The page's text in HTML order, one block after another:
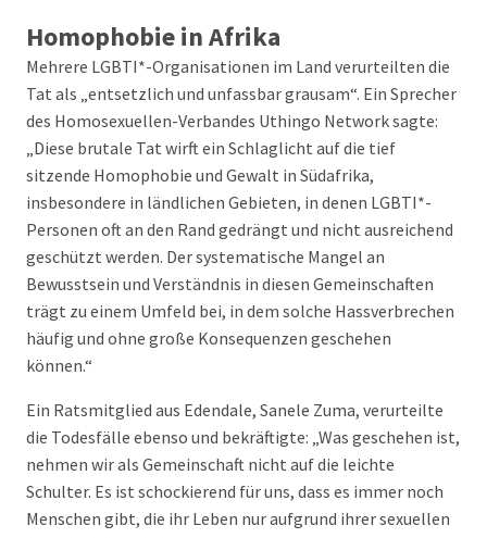
Homophobie in Afrika
Mehrere LGBTI*-Organisationen im Land verurteilten die
Tat als „entsetzlich und unfassbar grausam“. Ein Sprecher
des Homosexuellen-Verbandes Uthingo Network sagte:
„Diese brutale Tat wirft ein Schlaglicht auf die tief
sitzende Homophobie und Gewalt in Südafrika,
insbesondere in ländlichen Gebieten, in denen LGBTI*-
Personen oft an den Rand gedrängt und nicht ausreichend
geschützt werden. Der systematische Mangel an
Bewusstsein und Verständnis in diesen Gemeinschaften
trägt zu einem Umfeld bei, in dem solche Hassverbrechen
häufig und ohne große Konsequenzen geschehen
können.“
Ein Ratsmitglied aus Edendale, Sanele Zuma, verurteilte
die Todesfälle ebenso und bekräftigte: „Was geschehen ist,
nehmen wir als Gemeinschaft nicht auf die leichte
Schulter. Es ist schockierend für uns, dass es immer noch
Menschen gibt, die ihr Leben nur aufgrund ihrer sexuellen